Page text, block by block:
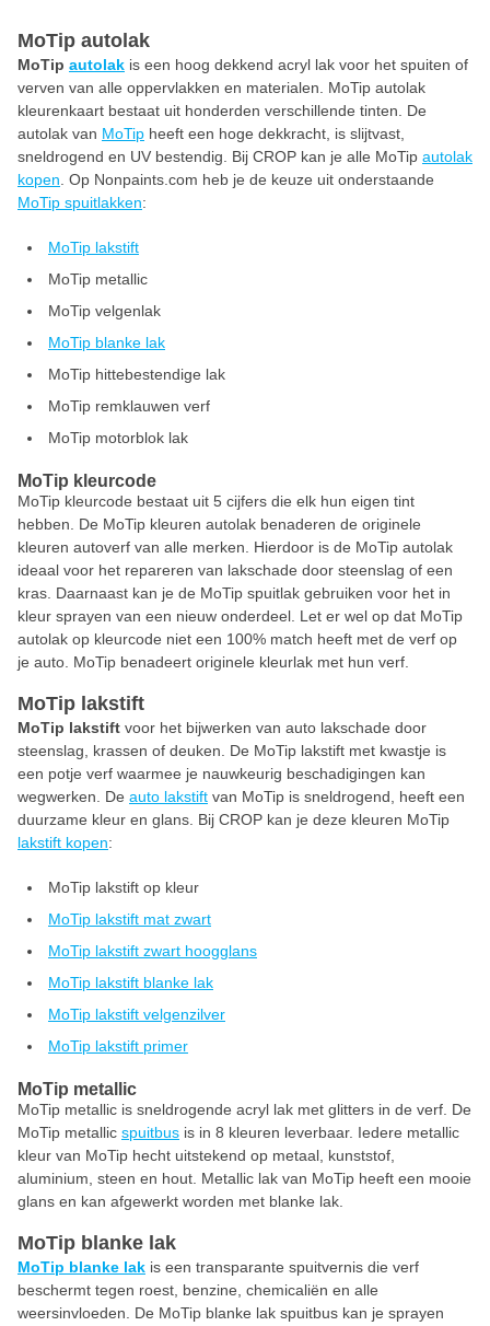
MoTip autolak
MoTip autolak is een hoog dekkend acryl lak voor het spuiten of
verven van alle oppervlakken en materialen. MoTip autolak
kleurenkaart bestaat uit honderden verschillende tinten. De
autolak van MoTip heeft een hoge dekkracht, is slijtvast,
sneldrogend en UV bestendig. Bij CROP kan je alle MoTip autolak
kopen . Op Nonpaints.com heb je de keuze uit onderstaande
MoTip spuitlakken:
MoTip lakstift
MoTip metallic
MoTip velgenlak
MoTip blanke lak
MoTip hittebestendige lak
MoTip remklauwen verf
MoTip motorblok lak
MoTip kleurcode
MoTip kleurcode bestaat uit 5 cijfers die elk hun eigen tint
hebben. De MoTip kleuren autolak benaderen de originele
kleuren autoverf van alle merken. Hierdoor is de MoTip autolak
ideaal voor het repareren van lakschade door steenslag of een
kras. Daarnaast kan je de MoTip spuitlak gebruiken voor het in
kleur sprayen van een nieuw onderdeel. Let er wel op dat MoTip
autolak op kleurcode niet een 100% match heeft met de verf op
je auto. MoTip benadeert originele kleurlak met hun verf.
MoTip lakstift
MoTip lakstift voor het bijwerken van auto lakschade door
steenslag, krassen of deuken. De MoTip lakstift met kwastje is
een potje verf waarmee je nauwkeurig beschadigingen kan
wegwerken. De auto lakstift van MoTip is sneldrogend, heeft een
duurzame kleur en glans. Bij CROP kan je deze kleuren MoTip
lakstift kopen:
MoTip lakstift op kleur
MoTip lakstift mat zwart
MoTip lakstift zwart hoogglans
MoTip lakstift blanke lak
MoTip lakstift velgenzilver
MoTip lakstift primer
MoTip metallic
MoTip metallic is sneldrogende acryl lak met glitters in de verf. De
MoTip metallic spuitbus is in 8 kleuren leverbaar. Iedere metallic
kleur van MoTip hecht uitstekend op metaal, kunststof,
aluminium, steen en hout. Metallic lak van MoTip heeft een mooie
glans en kan afgewerkt worden met blanke lak.
MoTip blanke lak
MoTip blanke lak is een transparante spuitvernis die verf
beschermt tegen roest, benzine, chemicaliën en alle
weersinvloeden. De MoTip blanke lak spuitbus kan je sprayen